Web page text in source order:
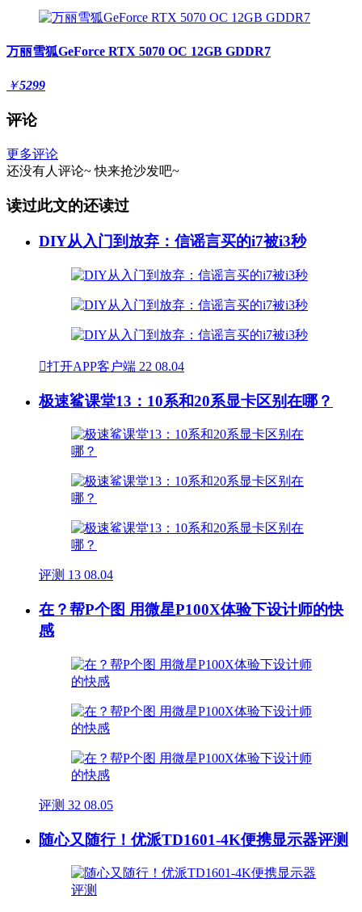
万丽雪狐GeForce RTX 5070 OC 12GB GDDR7
￥5299
评论
更多评论
还没有人评论~ 快来抢沙发吧~
读过此文的还读过
DIY从入门到放弃：信谣言买的i7被i3秒
打开APP客户端 22 08.04
极速鲨课堂13：10系和20系显卡区别在哪？
评测 13 08.04
在？帮P个图 用微星P100X体验下设计师的快
感
评测 32 08.05
随心又随行！优派TD1601-4K便携显示器评测